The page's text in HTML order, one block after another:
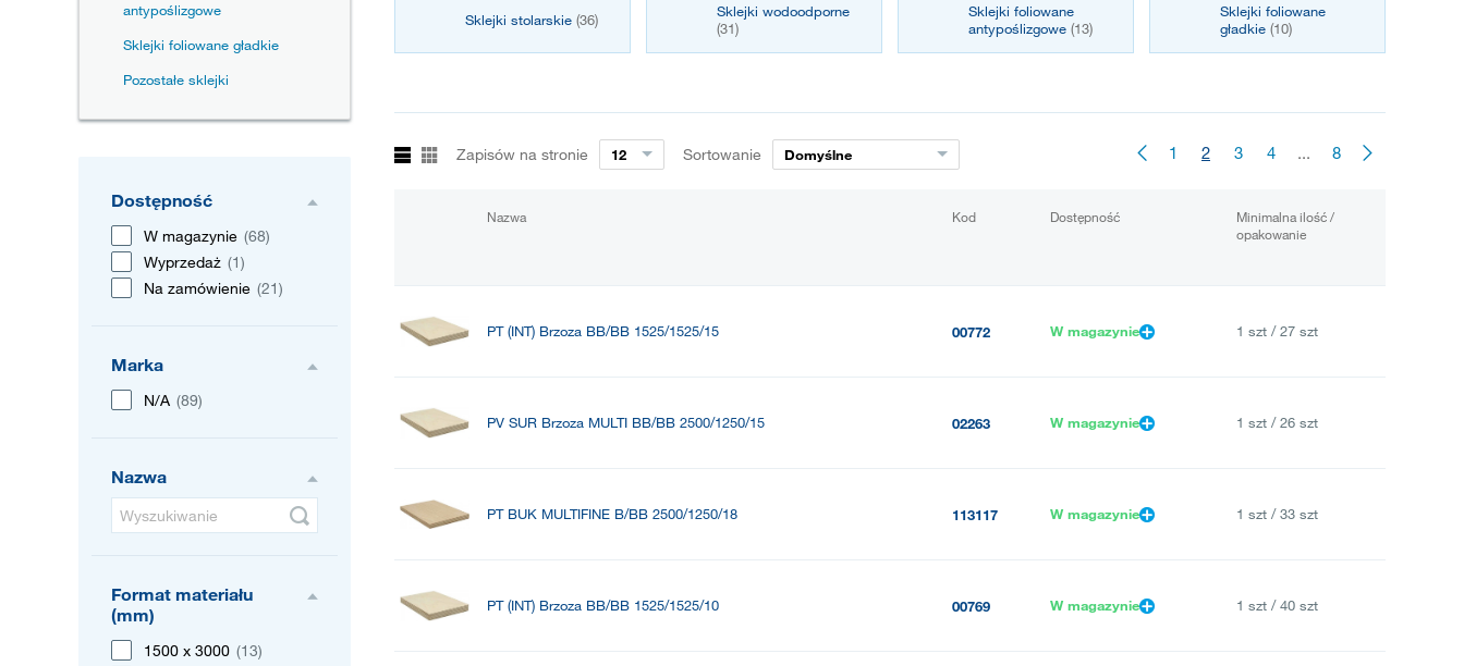
antypoślizgowe
Sklejki foliowane gładkie
Pozostałe sklejki
Dostępność
W magazynie (68)
Wyprzedaż (1)
Na zamówienie (21)
Marka
N/A (89)
Nazwa
Format materiału
(mm)
1500 x 3000 (13)
Sklejki stolarskie (36)
Sklejki wodoodporne
(31)
Sklejki foliowane
antypoślizgowe (13)
Sklejki foliowane
gładkie (10)
Zapisów na stronie 12 Sortowanie Domyślne 1 2 3 4 ... 8
Nazwa Kod Dostępność
Minimalna ilość /
opakowanie
PT (INT) Brzoza BB/BB 1525/1525/15 00772 W magazynie 1 szt / 27 szt
PV SUR Brzoza MULTI BB/BB 2500/1250/15 02263 W magazynie 1 szt / 26 szt
PT BUK MULTIFINE B/BB 2500/1250/18 113117 W magazynie 1 szt / 33 szt
PT (INT) Brzoza BB/BB 1525/1525/10 00769 W magazynie 1 szt / 40 szt